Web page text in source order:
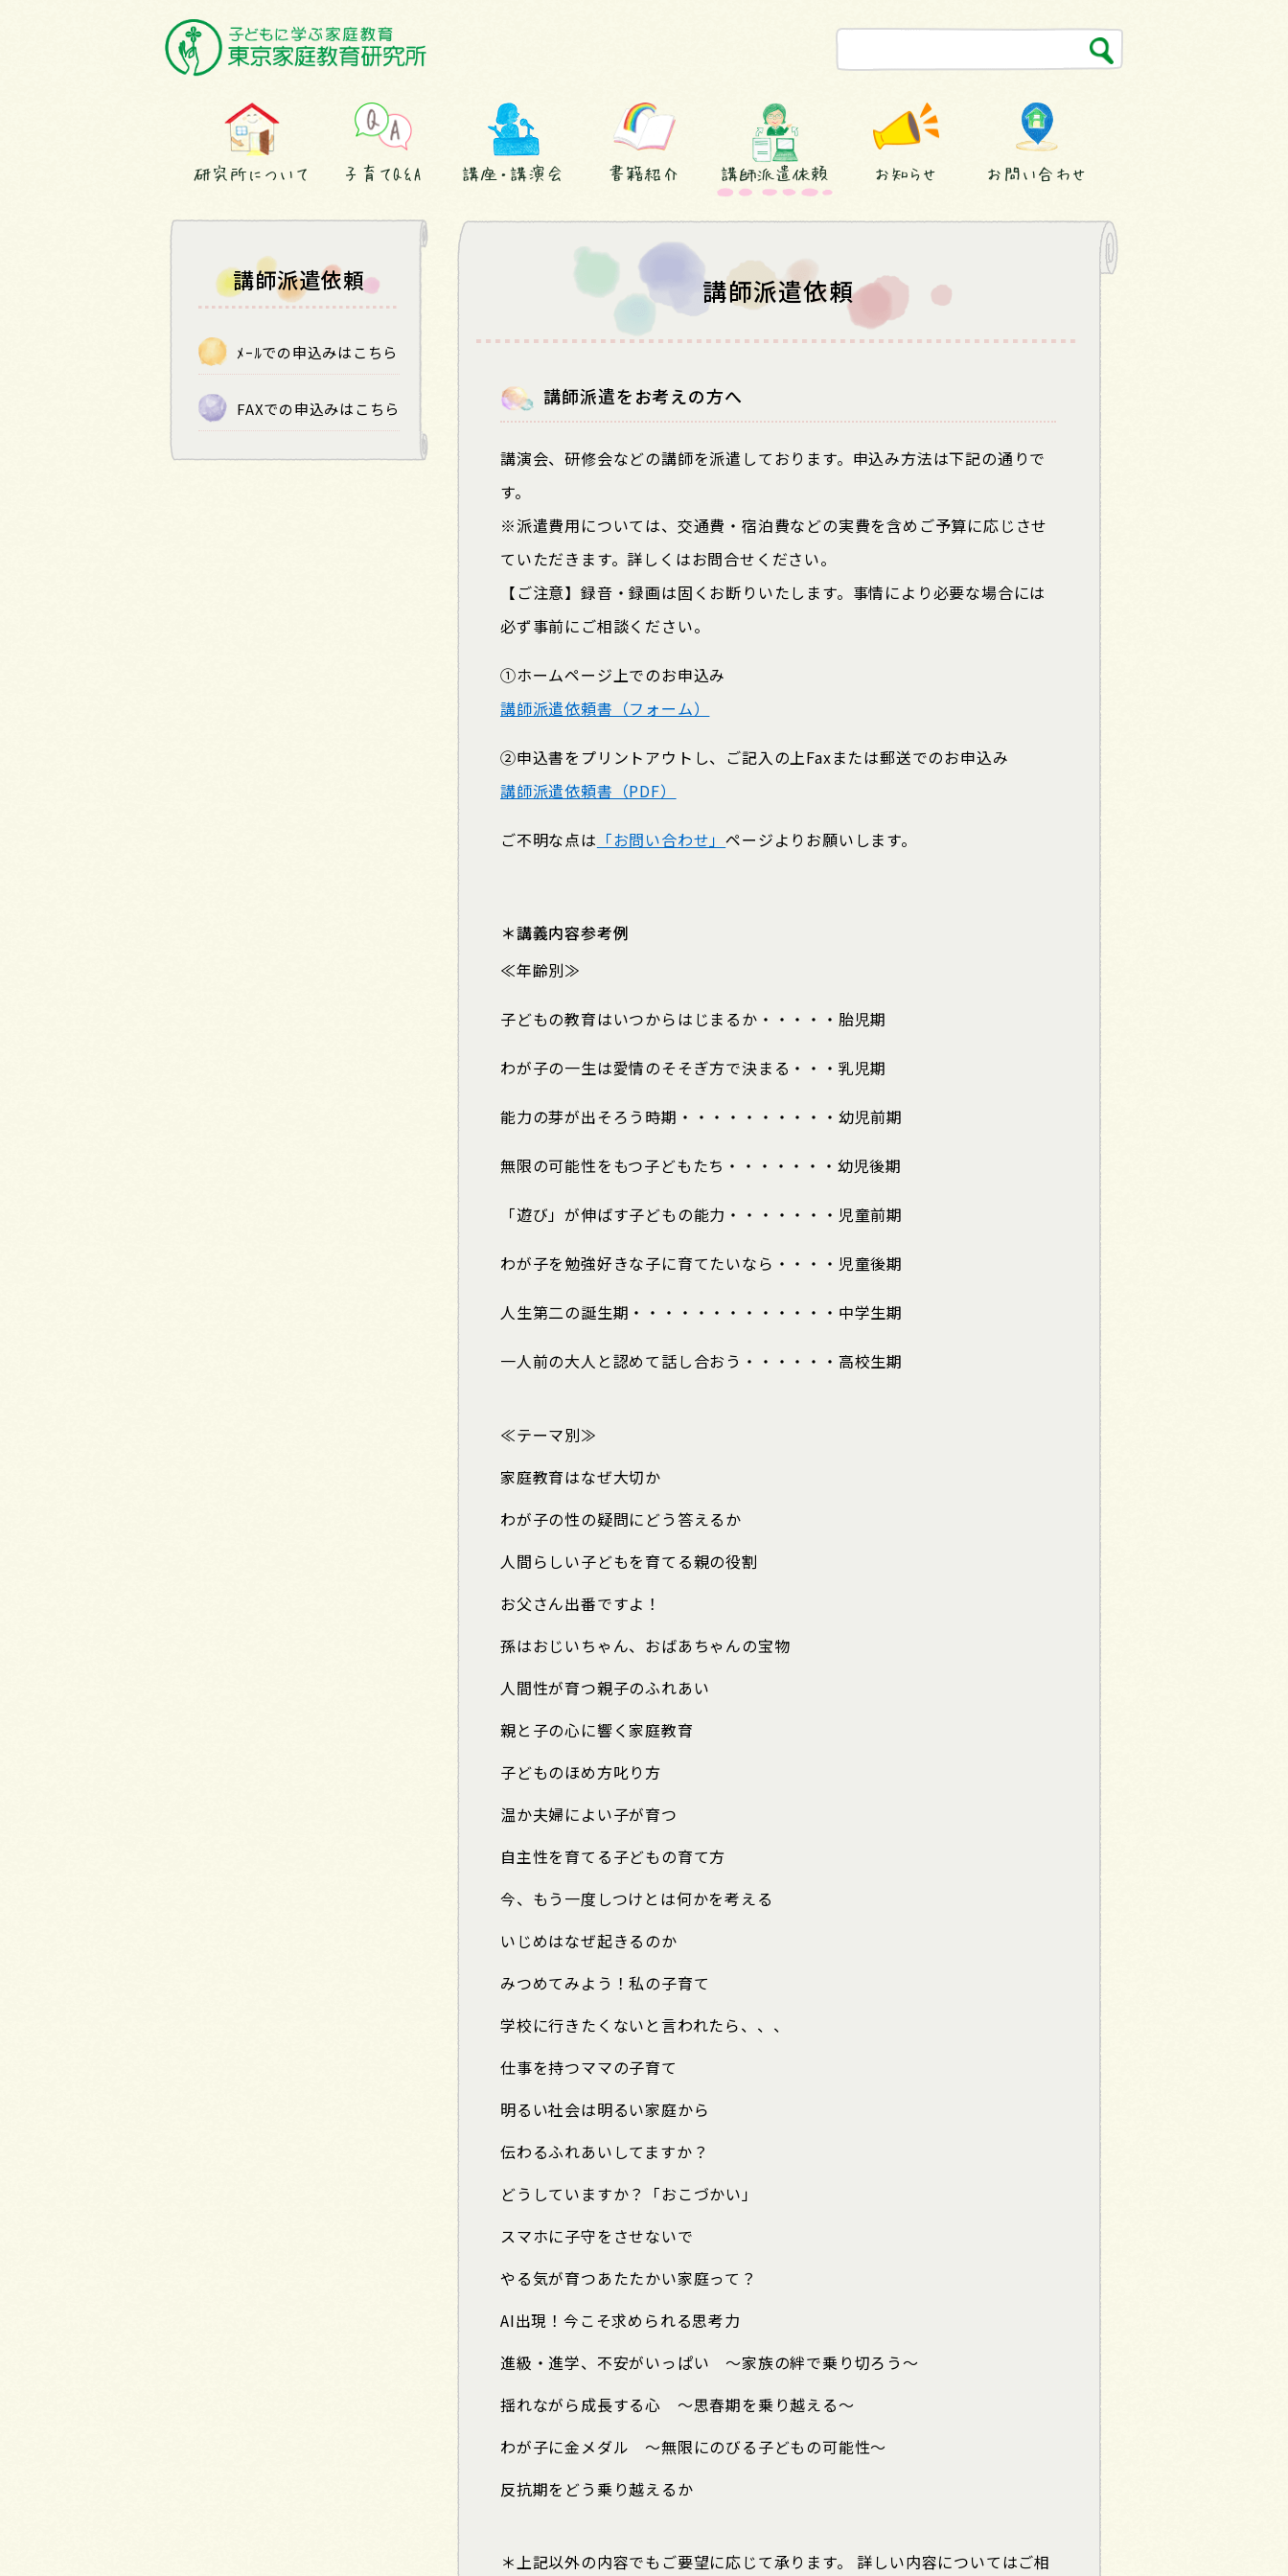
研究所について 子育てQ&A 講座・講演会 書籍紹介 講師派遣依頼 お知らせ お問い合わせ
講師派遣依頼
講師派遣をお考えの方へ
講演会、研修会などの講師を派遣しております。申込み方法は下記の通りで
す。
※派遣費用については、交通費・宿泊費などの実費を含めご予算に応じさせ
ていただきます。詳しくはお問合せください。
【ご注意】録音・録画は固くお断りいたします。事情により必要な場合には
必ず事前にご相談ください。
①ホームページ上でのお申込み
講師派遣依頼書（フォーム）
②申込書をプリントアウトし、ご記入の上Faxまたは郵送でのお申込み
講師派遣依頼書（PDF）
ご不明な点は 「お問い合わせ」ページよりお願いします。
＊講義内容参考例
≪年齢別≫
子どもの教育はいつからはじまるか・・・・・胎児期
わが子の一生は愛情のそそぎ方で決まる・・・乳児期
能力の芽が出そろう時期・・・・・・・・・・幼児前期
無限の可能性をもつ子どもたち・・・・・・・幼児後期
「遊び」が伸ばす子どもの能力・・・・・・・児童前期
わが子を勉強好きな子に育てたいなら・・・・児童後期
人生第二の誕生期・・・・・・・・・・・・・中学生期
一人前の大人と認めて話し合おう・・・・・・高校生期
≪テーマ別≫
家庭教育はなぜ大切か
わが子の性の疑問にどう答えるか
人間らしい子どもを育てる親の役割
お父さん出番ですよ！
孫はおじいちゃん、おばあちゃんの宝物
人間性が育つ親子のふれあい
親と子の心に響く家庭教育
子どものほめ方叱り方
温か夫婦によい子が育つ
自主性を育てる子どもの育て方
今、もう一度しつけとは何かを考える
いじめはなぜ起きるのか
みつめてみよう！私の子育て
学校に行きたくないと言われたら、、、
仕事を持つママの子育て
明るい社会は明るい家庭から
伝わるふれあいしてますか？
どうしていますか？「おこづかい」
スマホに子守をさせないで
やる気が育つあたたかい家庭って？
AI出現！今こそ求められる思考力
進級・進学、不安がいっぱい ～家族の絆で乗り切ろう～
揺れながら成長する心 ～思春期を乗り越える～
わが子に金メダル ～無限にのびる子どもの可能性～
反抗期をどう乗り越えるか
＊上記以外の内容でもご要望に応じて承ります。 詳しい内容についてはご相
講師派遣依頼
ﾒｰﾙでの申込みはこちら
FAXでの申込みはこちら